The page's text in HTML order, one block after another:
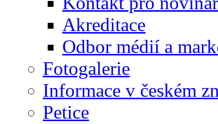
Akreditace
Odbor médií a
Fotogalerie
Informace v českém
Petice